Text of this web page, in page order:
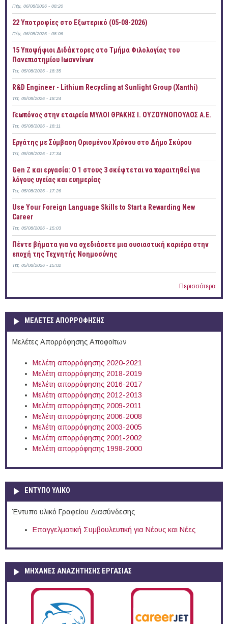
Πέμ, 06/08/2026 - 08:20
22 Υποτροφίες στο Εξωτερικό (05-08-2026)
Πέμ, 06/08/2026 - 08:06
15 Υποψήφιοι Διδάκτορες στο Τμήμα Φιλολογίας του
Πανεπιστημίου Ιωαννίνων
Τετ, 05/08/2026 - 18:35
R&D Engineer - Lithium Recycling at Sunlight Group (Xanthi)
Τετ, 05/08/2026 - 18:24
Γεωπόνος στην εταιρεία ΜΥΛΟΙ ΘΡΑΚΗΣ Ι. ΟΥΖΟΥΝΟΠΟΥΛΟΣ Α.Ε.
Τετ, 05/08/2026 - 18:11
Εργάτης με Σύμβαση Ορισμένου Χρόνου στο Δήμο Σκύρου
Τετ, 05/08/2026 - 17:34
Gen Z και εργασία: Ο 1 στους 3 σκέφτεται να παραιτηθεί για
λόγους υγείας και ευημερίας
Τετ, 05/08/2026 - 17:26
Use Your Foreign Language Skills to Start a Rewarding New
Career
Τετ, 05/08/2026 - 15:03
Πέντε βήματα για να σχεδιάσετε μια ουσιαστική καριέρα στην
εποχή της Τεχνητής Νοημοσύνης
Τετ, 05/08/2026 - 15:02
Περισσότερα
ΜΕΛΕΤΕΣ ΑΠΟΡΡΟΦΗΣΗΣ
Μελέτες Απορρόφησης Αποφοίτων
Μελέτη απορρόφησης 2020-2021
Μελέτη απορρόφησης 2018-2019
Μελέτη απορρόφησης 2016-2017
Μελέτη απορρόφησης 2012-2013
Μελέτη απορρόφησης 2009-2011
Μελέτη απορρόφησης 2006-2008
Μελέτη απορρόφησης 2003-2005
Μελέτη απορρόφησης 2001-2002
Μελέτη απορρόφησης 1998-2000
ΕΝΤΥΠΟ ΥΛΙΚΟ
Έντυπο υλικό Γραφείου Διασύνδεσης
Επαγγελματική Συμβουλευτική για Νέους και Νέες
ΜΗΧΑΝΕΣ ΑΝΑΖΗΤΗΣΗΣ ΕΡΓΑΣΙΑΣ